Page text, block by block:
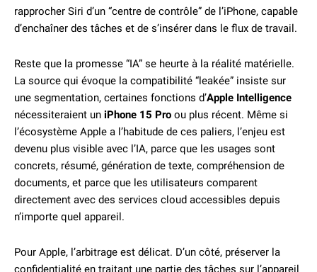
rapprocher Siri d’un “centre de contrôle” de l’iPhone, capable
d’enchaîner des tâches et de s’insérer dans le flux de travail.
Reste que la promesse “IA” se heurte à la réalité matérielle.
La source qui évoque la compatibilité “leakée” insiste sur
une segmentation, certaines fonctions d’Apple Intelligence
nécessiteraient un iPhone 15 Pro ou plus récent. Même si
l’écosystème Apple a l’habitude de ces paliers, l’enjeu est
devenu plus visible avec l’IA, parce que les usages sont
concrets, résumé, génération de texte, compréhension de
documents, et parce que les utilisateurs comparent
directement avec des services cloud accessibles depuis
n’importe quel appareil.
Pour Apple, l’arbitrage est délicat. D’un côté, préserver la
confidentialité en traitant une partie des tâches sur l’appareil